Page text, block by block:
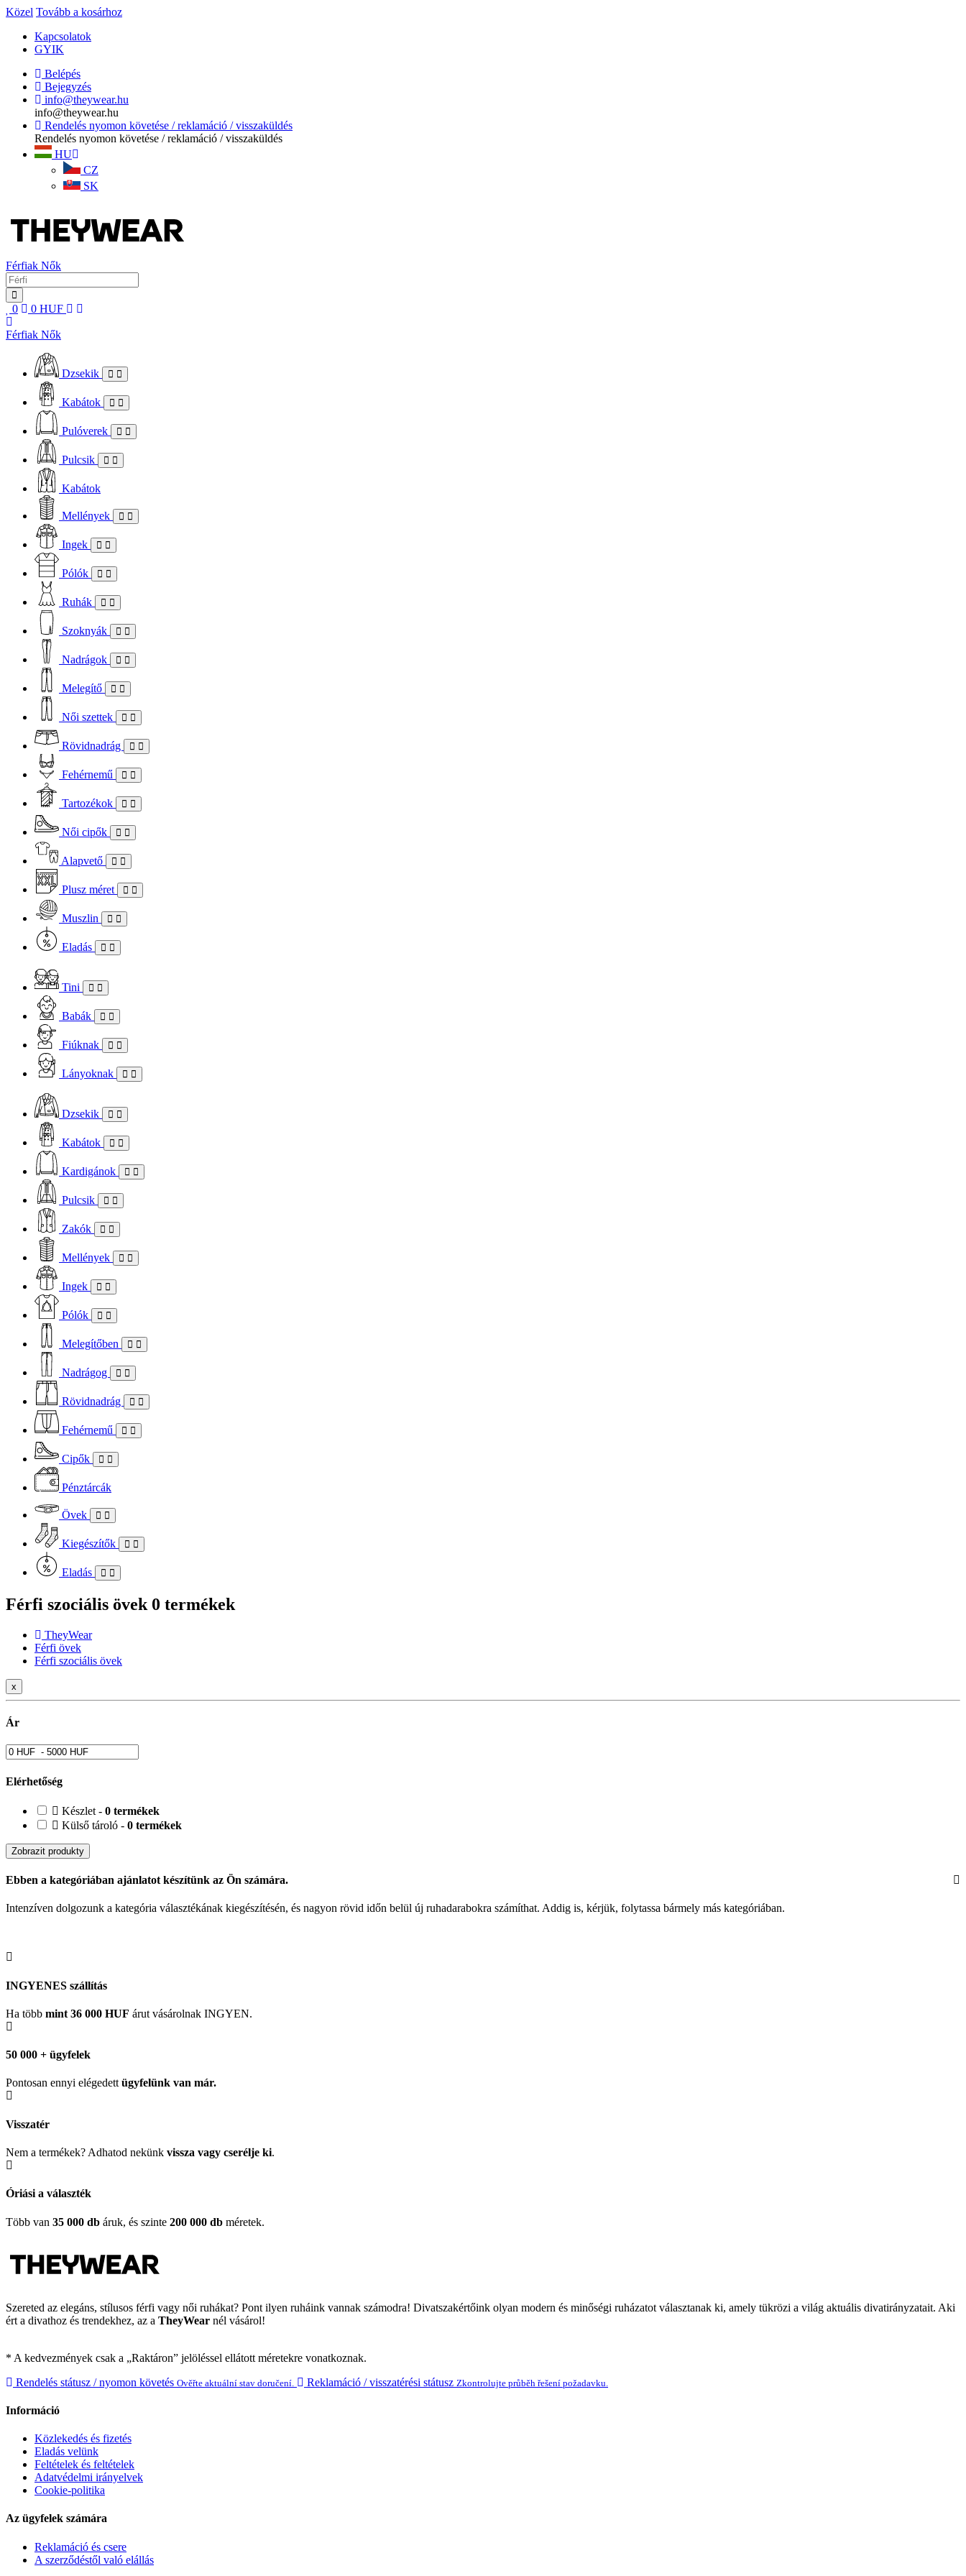
Közel Tovább a kosárhoz
Kapcsolatok
GYIK
Belépés
Bejegyzés
info@theywear.hu
info@theywear.hu
Rendelés nyomon követése / reklamáció / visszaküldés
Rendelés nyomon követése / reklamáció / visszaküldés
HU
CZ
SK
Férfiak Nők
0 0 HUF
Férfiak Nők
Dzsekik
Kabátok
Pulóverek
Pulcsik
Kabátok
Mellények
Ingek
Pólók
Ruhák
Szoknyák
Nadrágok
Melegítő
Női szettek
Rövidnadrág
Fehérnemű
Tartozékok
Női cipők
Alapvető
Plusz méret
Muszlin
Eladás
Tini
Babák
Fiúknak
Lányoknak
Dzsekik
Kabátok
Kardigánok
Pulcsik
Zakók
Mellények
Ingek
Pólók
Melegítőben
Nadrágog
Rövidnadrág
Fehérnemű
Cipők
Pénztárcák
Övek
Kiegészítők
Eladás
Férfi szociális övek 0 termékek
TheyWear
Férfi övek
Férfi szociális övek
x
Ár
Elérhetőség
Készlet - 0 termékek
Külső tároló - 0 termékek
Zobrazit produkty
Ebben a kategóriában ajánlatot készítünk az Ön számára.
Intenzíven dolgozunk a kategória választékának kiegészítésén, és nagyon rövid időn belül új ruhadarabokra számíthat. Addig is, kérjük, folytassa bármely más kategóriában.
INGYENES szállítás
Ha több mint 36 000 HUF árut vásárolnak INGYEN.
50 000 + ügyfelek
Pontosan ennyi elégedettügyfelünk van már.
Visszatér
Nem a termékek? Adhatod nekünk vissza vagy cserélje ki.
Óriási a választék
Több van 35 000 db áruk, és szinte 200 000 db méretek.
Szereted az elegáns, stílusos férfi vagy női ruhákat? Pont ilyen ruháink vannak számodra! Divatszakértőink olyan modern és minőségi ruházatot választanak ki, amely tükrözi a világ aktuális divatirányzatait. Aki
ért a divathoz és trendekhez, az a TheyWear nél vásárol!
* A kedvezmények csak a „Raktáron” jelöléssel ellátott méretekre vonatkoznak.
Rendelés státusz / nyomon követés Ověřte aktuální stav doručení. Reklamáció / visszatérési státusz Zkontrolujte průběh řešení požadavku.
Információ
Közlekedés és fizetés
Eladás velünk
Feltételek és feltételek
Adatvédelmi irányelvek
Cookie-politika
Az ügyfelek számára
Reklamáció és csere
A szerződéstől való elállás